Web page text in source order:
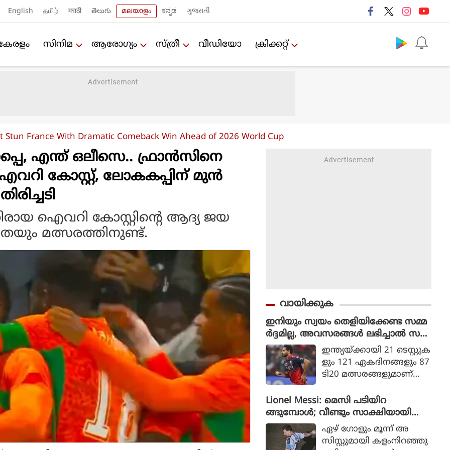
English தமிழ் मराठी తెలుగు മലയാളം ಕನ್ನಡ ગુજરાતી
സിനിമ ആരോഗ്യം സ്ത്രീ വീഡിയോ ക്രിക്കറ്റ്‌
Stun France With Dramatic Comeback Win Ahead of 2026 World Cup
എന്ത് ഒലീസെ.. ഫ്രാൻസിനെ
കോസ്റ്റ്, ലോകകപ്പിന് മുൻ
ഐവറി കോസ്റ്റിന്റെ ആദ്യ ജയ
മത്സരത്തിനുണ്ട്.
വായിക്കുക
ഇനിയും സ്വയം തെളിയിക്കേണ്ട സമ്മ
ർദ്ദമില്ല, അവസരങ്ങൾ ലഭിച്ചാൽ സ
ന്തോഷം അത്രമാത്രം : ഭുവനേശ്വർ
കുമാർ
ഇന്ത്യയ്ക്കായി 21 ടെസ്റ്റുക
ളും 121 ഏകദിനങ്ങളും 87
ടി20 മത്സരങ്ങളുമാണ്
ളിച്ചിട്ടുള്ളത്.
Lionel Messi: മെസി പടിയിറ
ങ്ങുമ്പോൾ; വീണ്ടും സാക്ഷിയായി
മെറ്റ്‌ലൈഫ് ഏഴ് ഗോളും മൂന്ന് അ
സിസ്റ്റുമായി കളംനിറഞ്ഞു